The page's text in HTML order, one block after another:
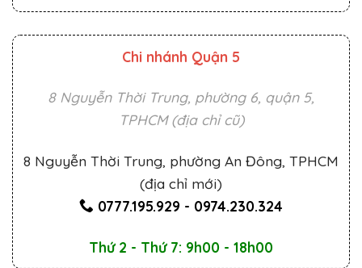
Chi nhánh Quận 5
8 Nguyễn Thời Trung, phường 6, quận 5,
TPHCM (địa chỉ cũ)
8 Nguyễn Thời Trung, phường An Đông, TPHCM
(địa chỉ mới)
0777.195.929 - 0974.230.324
Thứ 2 - Thứ 7: 9h00 - 18h00